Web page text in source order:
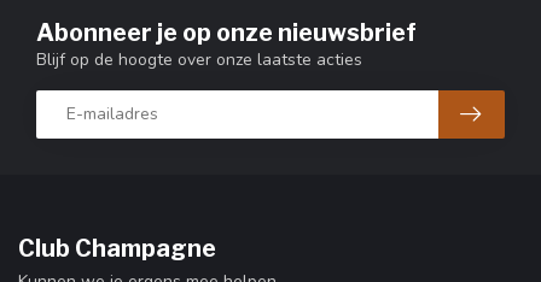
Abonneer je op onze nieuwsbrief
Blijf op de hoogte over onze laatste acties
Club Champagne